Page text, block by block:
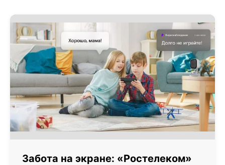
Забота на экране: «Ростелеком»